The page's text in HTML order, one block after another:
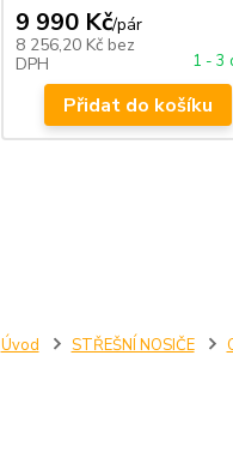
Úvod STŘEŠNÍ NOSIČE
9 990 Kč/pár
8 256,20 Kč bez
DPH
1 - 3
Přidat do košíku